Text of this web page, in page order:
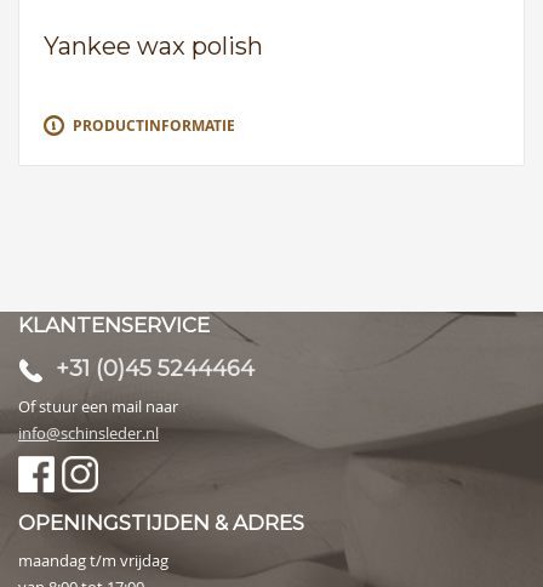
Yankee wax polish
PRODUCTINFORMATIE
KLANTENSERVICE
+31 (0)45 5244464
Of stuur een mail naar
info@schinsleder.nl
OPENINGSTIJDEN & ADRES
maandag t/m vrijdag